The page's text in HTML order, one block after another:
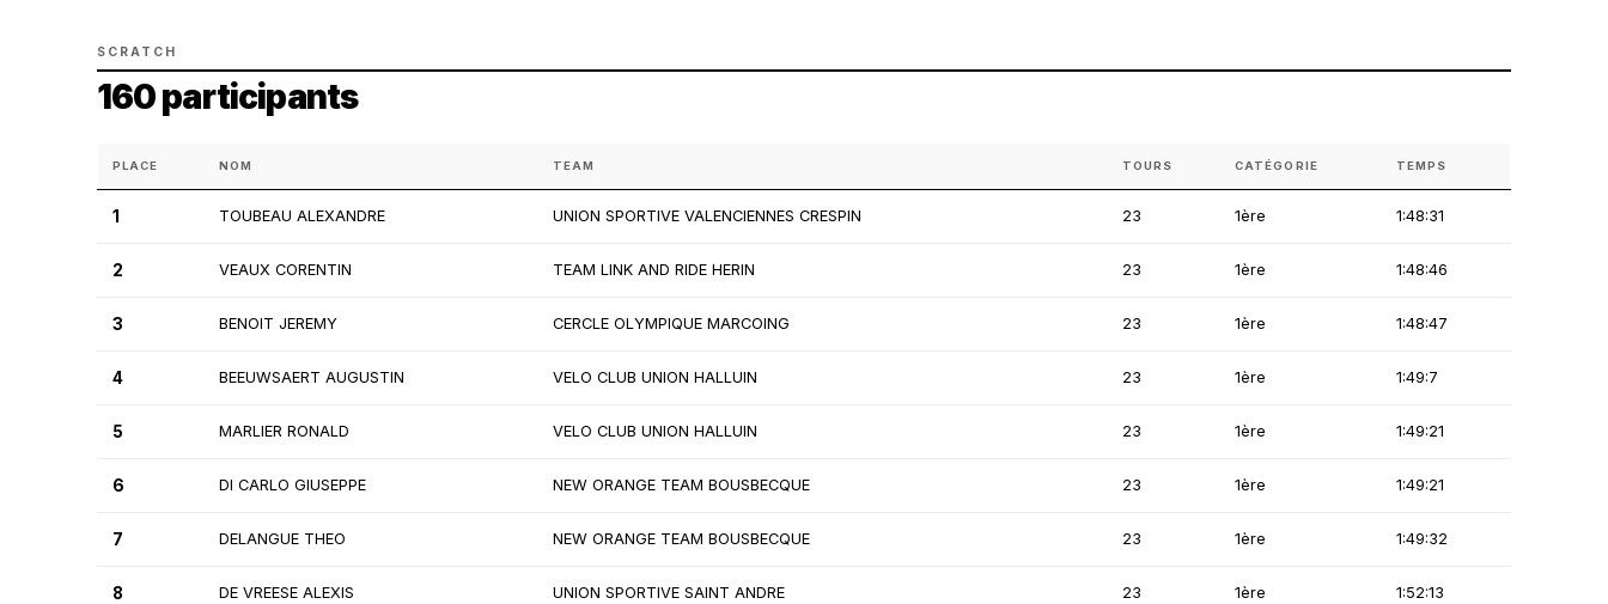
SCRATCH
160 participants
PLACE NOM TEAM TOURS CATÉGORIE TEMPS
1 TOUBEAU ALEXANDRE UNION SPORTIVE VALENCIENNES CRESPIN 23 1ère 1:48:31
2 VEAUX CORENTIN TEAM LINK AND RIDE HERIN 23 1ère 1:48:46
3 BENOIT JEREMY CERCLE OLYMPIQUE MARCOING 23 1ère 1:48:47
4 BEEUWSAERT AUGUSTIN VELO CLUB UNION HALLUIN 23 1ère 1:49:7
5 MARLIER RONALD VELO CLUB UNION HALLUIN 23 1ère 1:49:21
6 DI CARLO GIUSEPPE NEW ORANGE TEAM BOUSBECQUE 23 1ère 1:49:21
7 DELANGUE THEO NEW ORANGE TEAM BOUSBECQUE 23 1ère 1:49:32
8 DE VREESE ALEXIS UNION SPORTIVE SAINT ANDRE 23 1ère 1:52:13